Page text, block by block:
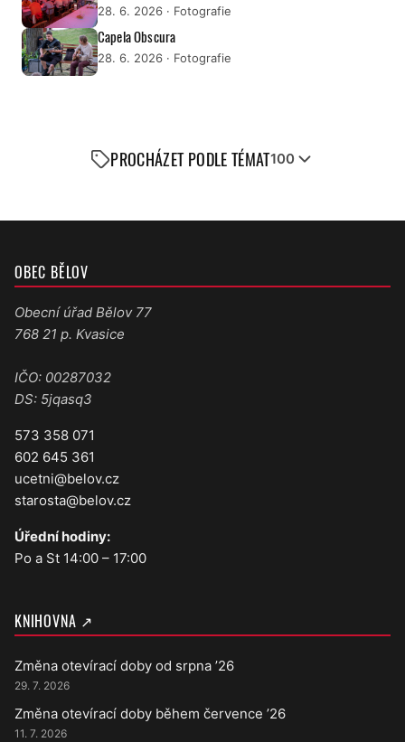
28. 6. 2026 · Fotografie
Capela Obscura
28. 6. 2026 · Fotografie
PROCHÁZET PODLE TÉMAT100
OBEC BĚLOV
Obecní úřad Bělov 77
768 21 p. Kvasice
IČO: 00287032
DS: 5jqasq3
573 358 071
602 645 361
ucetni@belov.cz
starosta@belov.cz
Úřední hodiny:
Po a St 14:00 – 17:00
KNIHOVNA ↗
Změna otevírací doby od srpna ’26
29. 7. 2026
Změna otevírací doby během července ’26
11. 7. 2026